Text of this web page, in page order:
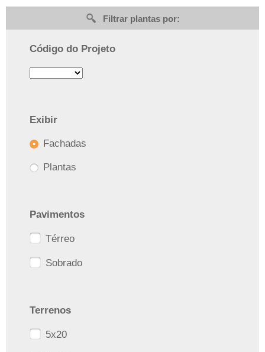
Filtrar plantas por:
Código do Projeto
Exibir
Fachadas
Plantas
Pavimentos
Térreo
Sobrado
Terrenos
5x20